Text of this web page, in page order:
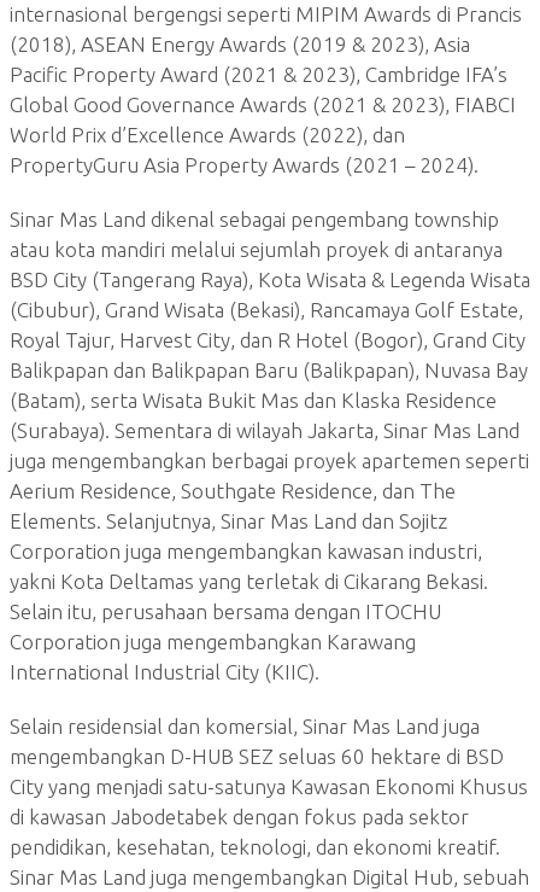
internasional bergengsi seperti MIPIM Awards di Prancis
(2018), ASEAN Energy Awards (2019 & 2023), Asia
Pacific Property Award (2021 & 2023), Cambridge IFA’s
Global Good Governance Awards (2021 & 2023), FIABCI
World Prix d’Excellence Awards (2022), dan
PropertyGuru Asia Property Awards (2021 – 2024).
Sinar Mas Land dikenal sebagai pengembang township
atau kota mandiri melalui sejumlah proyek di antaranya
BSD City (Tangerang Raya), Kota Wisata & Legenda Wisata
(Cibubur), Grand Wisata (Bekasi), Rancamaya Golf Estate,
Royal Tajur, Harvest City, dan R Hotel (Bogor), Grand City
Balikpapan dan Balikpapan Baru (Balikpapan), Nuvasa Bay
(Batam), serta Wisata Bukit Mas dan Klaska Residence
(Surabaya). Sementara di wilayah Jakarta, Sinar Mas Land
juga mengembangkan berbagai proyek apartemen seperti
Aerium Residence, Southgate Residence, dan The
Elements. Selanjutnya, Sinar Mas Land dan Sojitz
Corporation juga mengembangkan kawasan industri,
yakni Kota Deltamas yang terletak di Cikarang Bekasi.
Selain itu, perusahaan bersama dengan ITOCHU
Corporation juga mengembangkan Karawang
International Industrial City (KIIC).
Selain residensial dan komersial, Sinar Mas Land juga
mengembangkan D-HUB SEZ seluas 60 hektare di BSD
City yang menjadi satu-satunya Kawasan Ekonomi Khusus
di kawasan Jabodetabek dengan fokus pada sektor
pendidikan, kesehatan, teknologi, dan ekonomi kreatif.
Sinar Mas Land juga mengembangkan Digital Hub, sebuah